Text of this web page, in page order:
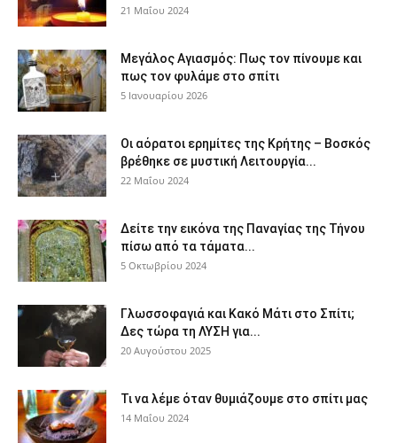
21 Μαΐου 2024
Μεγάλος Αγιασμός: Πως τον πίνουμε και
πως τον φυλάμε στο σπίτι
5 Ιανουαρίου 2026
Οι αόρατοι ερημίτες της Κρήτης – Βοσκός
βρέθηκε σε μυστική Λειτουργία...
22 Μαΐου 2024
Δείτε την εικόνα της Παναγίας της Τήνου
πίσω από τα τάματα...
5 Οκτωβρίου 2024
Γλωσσοφαγιά και Κακό Μάτι στο Σπίτι;
Δες τώρα τη ΛΥΣΗ για...
20 Αυγούστου 2025
Τι να λέμε όταν θυμιάζουμε στο σπίτι μας
14 Μαΐου 2024